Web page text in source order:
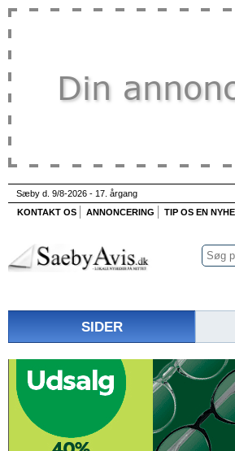
Sæby d. 9/8-2026 - 17. årgang
KONTAKT OS
ANNONCERING TIP OS EN
SIDER